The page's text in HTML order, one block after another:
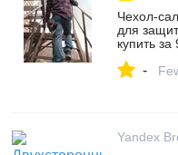
Чехол-
для
купить
-
Yandex